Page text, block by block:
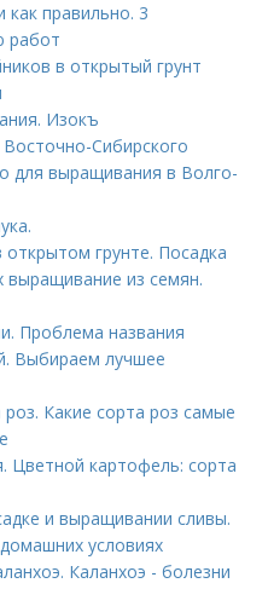
как правильно. 3
работ
в открытый грунт
Изокъ
Сибирского
для выращивания в Волго-
грунте. Посадка
выращивание из семян.
Проблема названия
Выбираем лучшее
Какие сорта роз самые
Цветной картофель: сорта
и выращивании сливы.
условиях
Каланхоэ - болезни